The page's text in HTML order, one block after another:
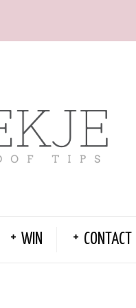
WIN CONTACT